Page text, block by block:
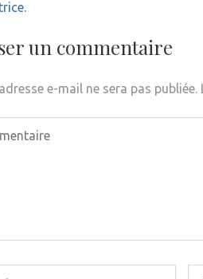
un commentaire
e-mail ne sera pas publiée.